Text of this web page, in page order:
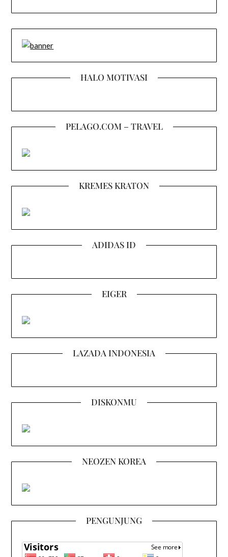
HALO MOTIVASI
PELAGO.COM – TRAVEL
KREMES KRATON
ADIDAS ID
EIGER
LAZADA INDONESIA
DISKONMU
NEOZEN KOREA
PENGUNJUNG